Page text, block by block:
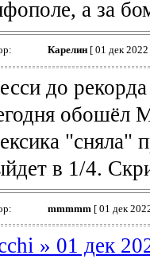
а за
Карелин[ 01 дек
до
обошёл
"сняла"
в 1/4.
mmmmm [ 01 дек
» 01 дек